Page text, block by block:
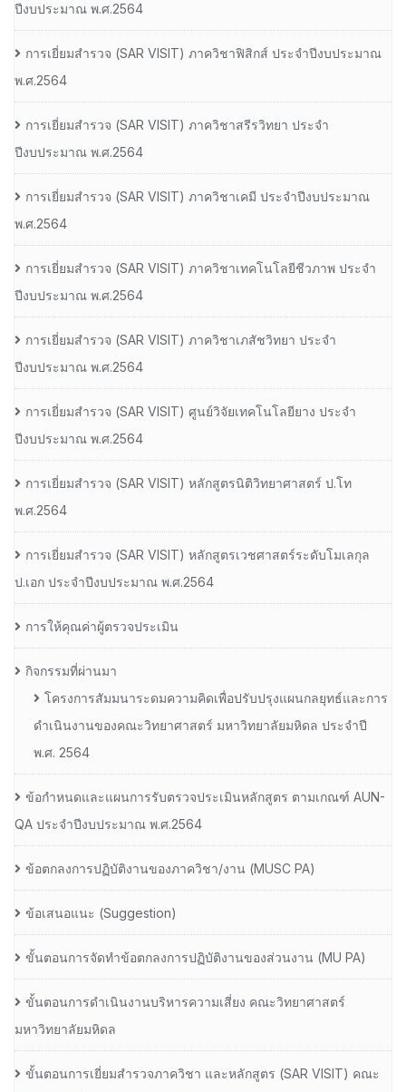
ปีงบประมาณ พ.ศ.2564
การเยี่ยมสํารวจ (SAR VISIT) ภาควิชาฟิสิกส์ ประจําปีงบประมาณ
พ.ศ.2564
การเยี่ยมสํารวจ (SAR VISIT) ภาควิชาสรีรวิทยา ประจํา
ปีงบประมาณ พ.ศ.2564
การเยี่ยมสํารวจ (SAR VISIT) ภาควิชาเคมี ประจําปีงบประมาณ
พ.ศ.2564
การเยี่ยมสํารวจ (SAR VISIT) ภาควิชาเทคโนโลยีชีวภาพ ประจํา
ปีงบประมาณ พ.ศ.2564
การเยี่ยมสํารวจ (SAR VISIT) ภาควิชาเภสัชวิทยา ประจํา
ปีงบประมาณ พ.ศ.2564
การเยี่ยมสํารวจ (SAR VISIT) ศูนย์วิจัยเทคโนโลยียาง ประจํา
ปีงบประมาณ พ.ศ.2564
การเยี่ยมสํารวจ (SAR VISIT) หลักสูตรนิติวิทยาศาสตร์ ป.โท
พ.ศ.2564
การเยี่ยมสํารวจ (SAR VISIT) หลักสูตรเวชศาสตร์ระดับโมเลกุล
ป.เอก ประจําปีงบประมาณ พ.ศ.2564
การให้คุณค่าผู้ตรวจประเมิน
กิจกรรมที่ผ่านมา
โครงการสัมมนาระดมความคิดเพื่อปรับปรุงแผนกลยุทธ์และการ
ดำเนินงานของคณะวิทยาศาสตร์ มหาวิทยาลัยมหิดล ประจำปี
พ.ศ. 2564
ข้อกำหนดและแผนการรับตรวจประเมินหลักสูตร ตามเกณฑ์ AUN-
QA ประจำปีงบประมาณ พ.ศ.2564
ข้อตกลงการปฏิบัติงานของภาควิชา/งาน (MUSC PA)
ข้อเสนอแนะ (Suggestion)
ขั้นตอนการจัดทำข้อตกลงการปฏิบัติงานของส่วนงาน (MU PA)
ขั้นตอนการดำเนินงานบริหารความเสี่ยง คณะวิทยาศาสตร์
มหาวิทยาลัยมหิดล
ขั้นตอนการเยี่ยมสำรวจภาควิชา และหลักสูตร (SAR VISIT) คณะ